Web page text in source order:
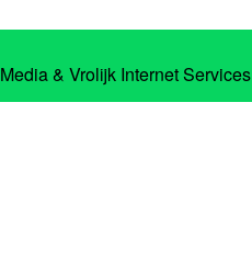
& Vrolijk Internet Services